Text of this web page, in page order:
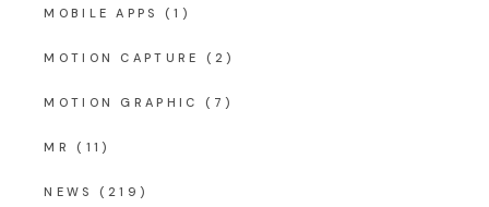
MOBILE APPS (1)
MOTION CAPTURE (2)
MOTION GRAPHIC (7)
MR (11)
NEWS (219)